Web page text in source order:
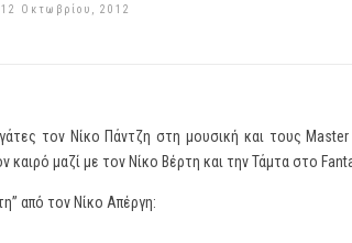
Οκτωβρίου, 2012
τον Νίκο Πάντζη στη μουσική και τους
καιρό μαζί με τον Νίκο Βέρτη και την Τάμτα στο
από τον Νίκο Απέργη: